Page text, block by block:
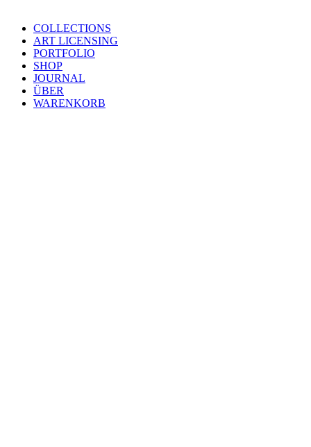
COLLECTIONS
ART LICENSING
PORTFOLIO
SHOP
JOURNAL
ÜBER
WARENKORB